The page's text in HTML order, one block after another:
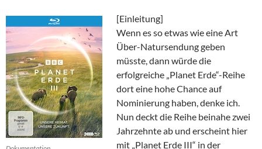
[Einleitung]
Wenn es so etwas wie eine Art
Über-Natursendung geben
müsste, dann würde die
erfolgreiche „Planet Erde“-Reihe
dort eine hohe Chance auf
Nominierung haben, denke ich.
Nun deckt die Reihe beinahe zwei
Jahrzehnte ab und erscheint hier
mit „Planet Erde III“ in der